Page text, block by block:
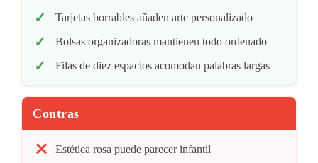
Tarjetas borrables añaden arte personalizado
Bolsas organizadoras mantienen todo ordenado
Filas de diez espacios acomodan palabras largas
Contras
Estética rosa puede parecer infantil